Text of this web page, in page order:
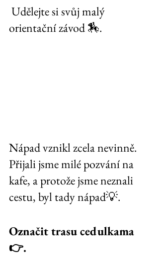
orientační závod 🏇.
Nápad vznikl zcela nevinně.
Přijali jsme milé pozvání na
kafe, a protože jsme neznali
cestu, byl tady nápad💡.
Označit trasu cedulkama
👉.